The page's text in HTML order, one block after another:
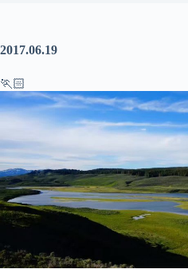
2017.06.19
🏃🏻